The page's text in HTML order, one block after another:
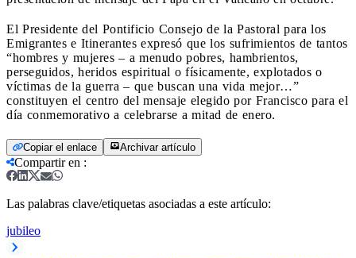
El Presidente del Pontificio Consejo de la Pastoral para los
Emigrantes e Itinerantes expresó que los sufrimientos de tantos
“hombres y mujeres – a menudo pobres, hambrientos,
perseguidos, heridos espiritual o físicamente, explotados o
víctimas de la guerra – que buscan una vida mejor…”
constituyen el centro del mensaje elegido por Francisco para el
día conmemorativo a celebrarse a mitad de enero.
Copiar el enlace Archivar artículo
Compartir en :
Las palabras clave/etiquetas asociadas a este artículo:
jubileo